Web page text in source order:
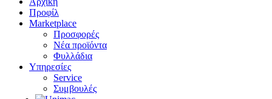
Προφίλ
Marketplace
Προσφορές
Νέα προϊόντα
Φυλλάδια
Υπηρεσίες
Service
Συμβουλές